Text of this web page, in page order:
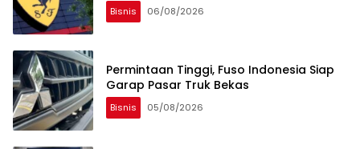
Bisnis 06/08/2026
Permintaan Tinggi, Fuso Indonesia Siap
Garap Pasar Truk Bekas
Bisnis 05/08/2026